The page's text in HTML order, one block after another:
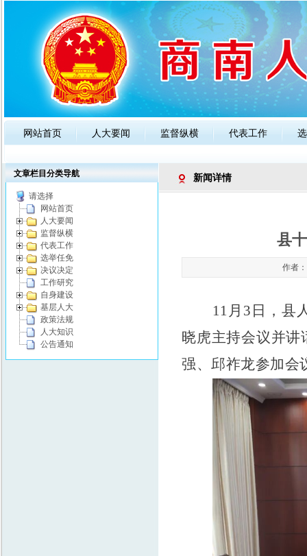
网站首页 人大要闻 监督纵横 代表工作
新闻详情
县
作者
11月3日，县
晓虎主持会议并讲
强、邱祚龙参加会
文章栏目分类导航
请选择
网站首页
人大要闻
监督纵横
代表工作
选举任免
决议决定
工作研究
自身建设
基层人大
政策法规
人大知识
公告通知